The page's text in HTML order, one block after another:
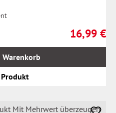
Regulärer
16,99 €
Warenkorb